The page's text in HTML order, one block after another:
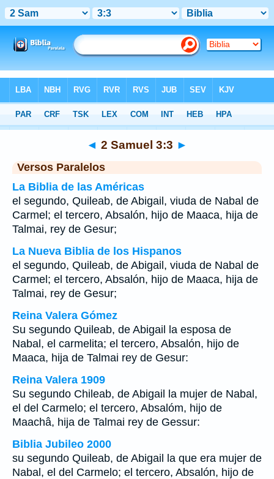
>2 Samuel Capítulo 3 > Verso 3
◄ 2 Samuel 3:3 ►
Versos Paralelos
La Biblia de las Américas
el segundo, Quileab, de Abigail, viuda de Nabal de
Carmel; el tercero, Absalón, hijo de Maaca, hija de
Talmai, rey de Gesur;
La Nueva Biblia de los Hispanos
el segundo, Quileab, de Abigail, viuda de Nabal de
Carmel; el tercero, Absalón, hijo de Maaca, hija de
Talmai, rey de Gesur;
Reina Valera Gómez
Su segundo Quileab, de Abigail la esposa de
Nabal, el carmelita; el tercero, Absalón, hijo de
Maaca, hija de Talmai rey de Gesur:
Reina Valera 1909
Su segundo Chileab, de Abigail la mujer de Nabal,
el del Carmelo; el tercero, Absalóm, hijo de
Maachâ, hija de Talmai rey de Gessur:
Biblia Jubileo 2000
su segundo Quileab, de Abigail la que era mujer de
Nabal, el del Carmelo; el tercero, Absalón, hijo de